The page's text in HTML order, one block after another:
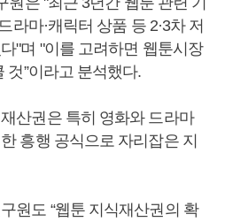
라마·캐릭터 상품 등 2·3차 저
"며 "이를 고려하면 웹툰시장
것”이라고 분석했다.
산권은 특히 영화와 드라마
흥행 공식으로 자리잡은 지
원도 “웹툰 지식재산권의 확